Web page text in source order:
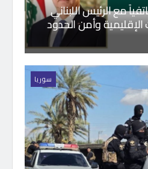
مع الرئيس اللبناني
وأمن الحدود
سوريا